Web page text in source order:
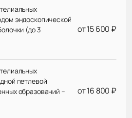
эндоскопической
(до 3
от 15 600 ₽
петлевой
образований –
от 16 800 ₽